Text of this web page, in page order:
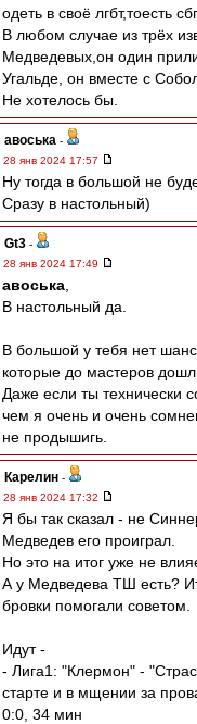
одеть в своё лгбт,тоесть
В любом случае из трёх
Медведевых,он один
Угальде, он вместе с
Не хотелось бы.
авоська -
28 янв 2024 17:57
Ну тогда в большой не
Сразу в настольный)
Gt3 -
28 янв 2024 17:49
авоська
В настольный да.
В большой у тебя нет
которые до мастеров
Даже если ты технически
чем я очень и очень
не продышигь.
Карелин -
28 янв 2024 17:32
Я бы так сказал - не
Медведев его проиграл.
Но это на итог уже не
А у Медведева ТШ есть?
бровки помогали советом.
Идут -
- Лига1: "Клермон" -
старте и в мщении за
0:0, 34 мин